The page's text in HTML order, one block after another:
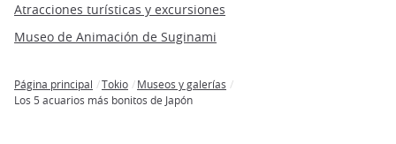
Atracciones turísticas y excursiones
Museo de Animación de Suginami
Breadcrumb
Página principal Tokio
Museos y galerías
Los 5 acuarios más bonitos de Japón